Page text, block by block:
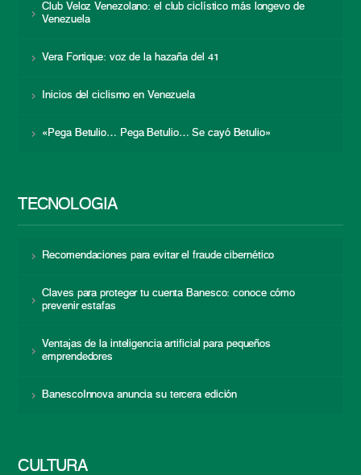
Club Veloz Venezolano: el club ciclístico más longevo de
Venezuela
Vera Fortique: voz de la hazaña del 41
Inicios del ciclismo en Venezuela
«Pega Betulio… Pega Betulio… Se cayó Betulio»
TECNOLOGÍA
Recomendaciones para evitar el fraude cibernético
Claves para proteger tu cuenta Banesco: conoce cómo
prevenir estafas
Ventajas de la inteligencia artificial para pequeños
emprendedores
BanescoInnova anuncia su tercera edición
CULTURA